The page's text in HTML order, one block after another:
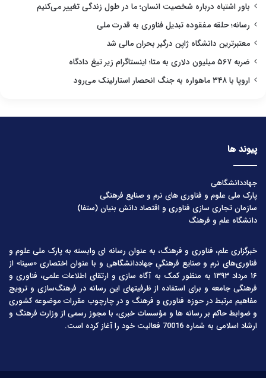
باور اشتباه درباره شخصیت انسان؛ ما در طول زندگی تغییر می‌کنیم
رسانه؛ حلقه مفقوده تبدیل فناوری به قدرت ملی
معتبرترین دانشگاه ژاپن درگیر بحران مالی شد
ضربه ۵۶۷ میلیون دلاری به متا؛ اینستاگرام زیر تیغ دادگاه
اروپا با ۳۴۸ ماهواره به جنگ انحصار استارلینک می‌رود
پیوند ها
جهاددانشگاهی
پارک ملی علوم و فناوری های نرم و صنایع فرهنگی
سازمان تجاری سازی فناوری و اقتصاد دانش بنیان (ستفا)
دانشگاه علم و فرهنگ
خبرگزاری علم، فناوری و فرهنگ، به عنوان رسانه ای وابسته به پارک ملی علوم و
فناوری‌های نرم و صنایع فرهنگیِ جهاددانشگاهی و با عنوان اختصاری «سینا» از
۱۶ مرداد ۱۳۹۳ به منظور کمک به آگاه سازی و ارتقای اطلاعات علمی، فناوری و
فرهنگی جامعه و برای استفاده از ظرفیتهای این رسانه در فرهنگ‌سازی و ترویج
مفاهیم مرتبط در حوزه فناوری و فرهنگ و در چارچوب مقررات موضوعه کشوری
و ضوابط حاکم بر رسانه ها و مؤسسات خبری، با مجوز رسمی از وزارت فرهنگ و
ارشاد اسلامی به شماره 70016 فعالیت خود را آغاز کرده است.